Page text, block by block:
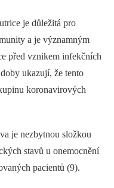
je důležitá pro
a je významným
před vznikem infekčních
ukazují, že tento
koronavirových
je nezbytnou složkou
stavů u onemocnění
pacientů (9).